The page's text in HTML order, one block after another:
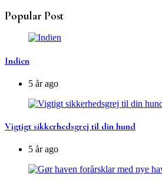
Popular Post
Indien
5 år ago
Vigtigt sikkerhedsgrej til din hund
5 år ago